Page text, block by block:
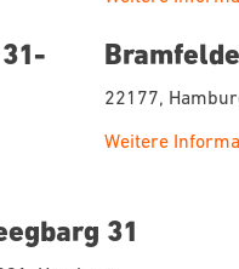
22177,
Weitere
31